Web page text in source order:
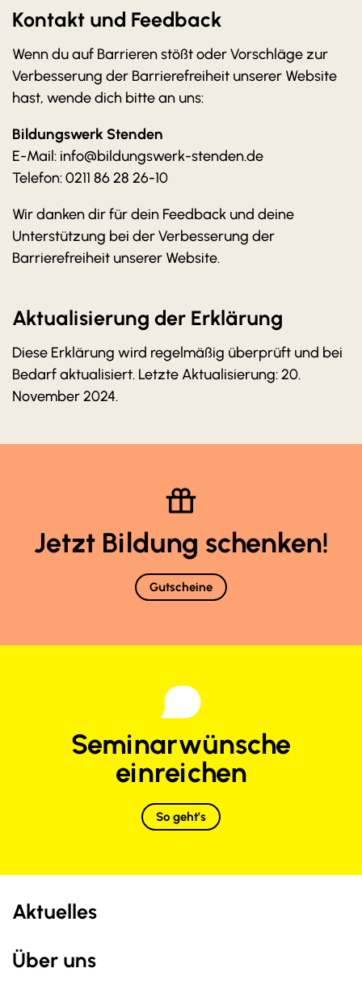
Kontakt und Feedback
Wenn du auf Barrieren stößt oder Vorschläge zur
Verbesserung der Barrierefreiheit unserer Website
hast, wende dich bitte an uns:
Bildungswerk Stenden
E-Mail: info@bildungswerk-stenden.de
Telefon: 0211 86 28 26-10
Wir danken dir für dein Feedback und deine
Unterstützung bei der Verbesserung der
Barrierefreiheit unserer Website.
Aktualisierung der Erklärung
Diese Erklärung wird regelmäßig überprüft und bei
Bedarf aktualisiert. Letzte Aktualisierung: 20.
November 2024.
Jetzt Bildung schenken!
Gutscheine
Seminarwünsche
einreichen
So geht’s
Aktuelles
Über uns